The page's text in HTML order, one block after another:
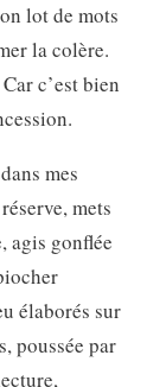
lot de mots
la colère.
c’est bien
mes
mets
agis gonflée
élaborés sur
poussée par